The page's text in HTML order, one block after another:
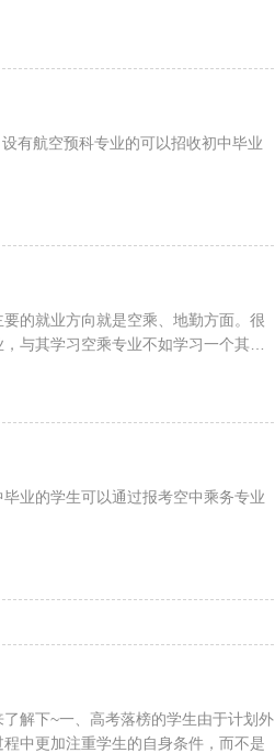
有航空预科专业的可以招收初中毕业
的就业方向就是空乘、地勤方面。很
与其学习空乘专业不如学习一个其他
业的学生可以通过报考空中乘务专业
解下~一、高考落榜的学生由于计划外
中更加注重学生的自身条件，而不是